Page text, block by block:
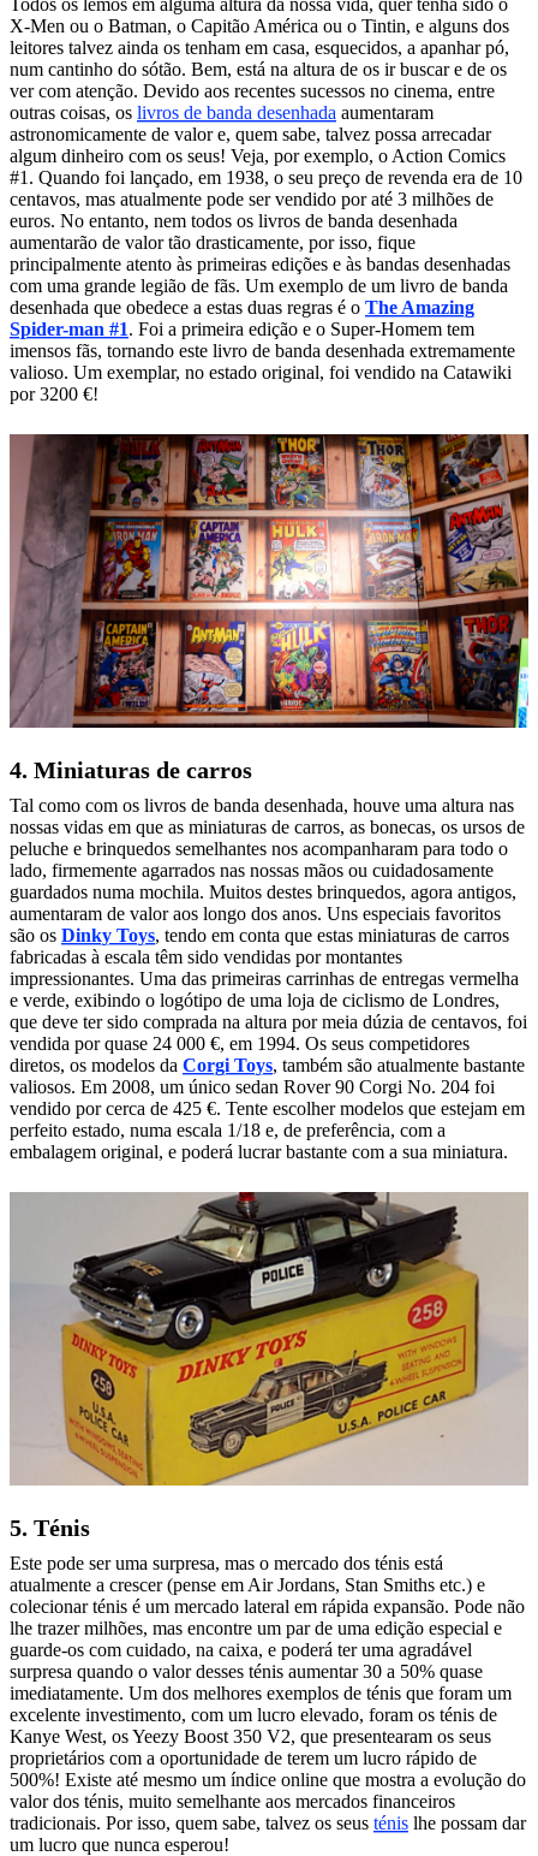
Todos os lemos em alguma altura da nossa vida, quer tenha sido o
X-Men ou o Batman, o Capitão América ou o Tintin, e alguns dos
leitores talvez ainda os tenham em casa, esquecidos, a apanhar pó,
num cantinho do sótão. Bem, está na altura de os ir buscar e de os
ver com atenção. Devido aos recentes sucessos no cinema, entre
outras coisas, os livros de banda desenhada aumentaram
astronomicamente de valor e, quem sabe, talvez possa arrecadar
algum dinheiro com os seus! Veja, por exemplo, o Action Comics
#1. Quando foi lançado, em 1938, o seu preço de revenda era de 10
centavos, mas atualmente pode ser vendido por até 3 milhões de
euros. No entanto, nem todos os livros de banda desenhada
aumentarão de valor tão drasticamente, por isso, fique
principalmente atento às primeiras edições e às bandas desenhadas
com uma grande legião de fãs. Um exemplo de um livro de banda
desenhada que obedece a estas duas regras é o The Amazing
Spider-man #1. Foi a primeira edição e o Super-Homem tem
imensos fãs, tornando este livro de banda desenhada extremamente
valioso. Um exemplar, no estado original, foi vendido na Catawiki
por 3200 €!
4. Miniaturas de carros
Tal como com os livros de banda desenhada, houve uma altura nas
nossas vidas em que as miniaturas de carros, as bonecas, os ursos de
peluche e brinquedos semelhantes nos acompanharam para todo o
lado, firmemente agarrados nas nossas mãos ou cuidadosamente
guardados numa mochila. Muitos destes brinquedos, agora antigos,
aumentaram de valor aos longo dos anos. Uns especiais favoritos
são os Dinky Toys, tendo em conta que estas miniaturas de carros
fabricadas à escala têm sido vendidas por montantes
impressionantes. Uma das primeiras carrinhas de entregas vermelha
e verde, exibindo o logótipo de uma loja de ciclismo de Londres,
que deve ter sido comprada na altura por meia dúzia de centavos, foi
vendida por quase 24 000 €, em 1994. Os seus competidores
diretos, os modelos da Corgi Toys, também são atualmente bastante
valiosos. Em 2008, um único sedan Rover 90 Corgi No. 204 foi
vendido por cerca de 425 €. Tente escolher modelos que estejam em
perfeito estado, numa escala 1/18 e, de preferência, com a
embalagem original, e poderá lucrar bastante com a sua miniatura.
5. Ténis
Este pode ser uma surpresa, mas o mercado dos ténis está
atualmente a crescer (pense em Air Jordans, Stan Smiths etc.) e
colecionar ténis é um mercado lateral em rápida expansão. Pode não
lhe trazer milhões, mas encontre um par de uma edição especial e
guarde-os com cuidado, na caixa, e poderá ter uma agradável
surpresa quando o valor desses ténis aumentar 30 a 50% quase
imediatamente. Um dos melhores exemplos de ténis que foram um
excelente investimento, com um lucro elevado, foram os ténis de
Kanye West, os Yeezy Boost 350 V2, que presentearam os seus
proprietários com a oportunidade de terem um lucro rápido de
500%! Existe até mesmo um índice online que mostra a evolução do
valor dos ténis, muito semelhante aos mercados financeiros
tradicionais. Por isso, quem sabe, talvez os seus ténis lhe possam dar
um lucro que nunca esperou!